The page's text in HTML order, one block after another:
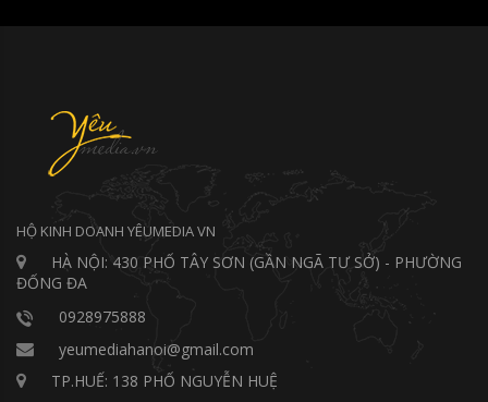
HỘ KINH DOANH YÊUMEDIA VN
HÀ NỘI: 430 PHỐ TÂY SƠN (GẦN NGÃ TƯ SỞ) - PHƯỜNG
ĐỐNG ĐA
0928975888
yeumediahanoi@gmail.com
TP.HUẾ: 138 PHỐ NGUYỄN HUỆ